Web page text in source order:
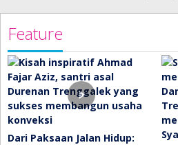
Feature
Dari Paksaan Jalan Hidup: